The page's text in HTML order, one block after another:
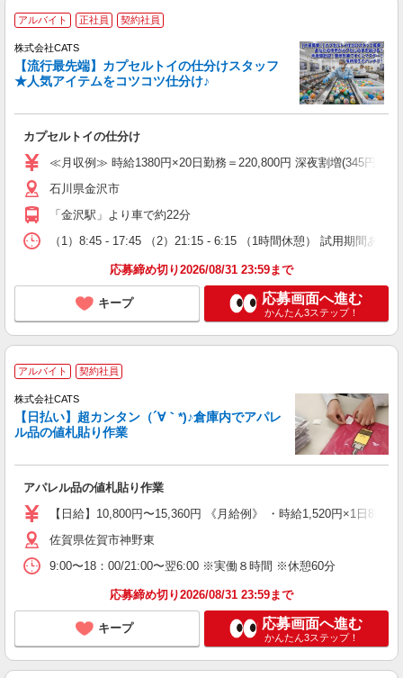
アルバイト 正社員 契約社員
株式会社CATS
【流行最先端】カプセルトイの仕分けスタッフ
★人気アイテムをコツコツ仕分け♪
カプセルトイの仕分け
≪月収例≫ 時給1380円×20日勤務＝220,800円 深夜割増(345円
石川県金沢市
「金沢駅」より車で約22分
（1）8:45 - 17:45 （2）21:15 - 6:15 （1時間休憩） 試用期間あり
応募締め切り2026/08/31 23:59まで
キープ 応募画面へ進む
かんたん3ステップ！
アルバイト 契約社員
株式会社CATS
【日払い】超カンタン（´∀｀*)♪倉庫内でアパレ
ル品の値札貼り作業
アパレル品の値札貼り作業
【日給】10,800円〜15,360円 《月給例》 ・時給1,520円×1日8h×
佐賀県佐賀市神野東
9:00〜18：00/21:00〜翌6:00 ※実働８時間 ※休憩60分
応募締め切り2026/08/31 23:59まで
キープ 応募画面へ進む
かんたん3ステップ！